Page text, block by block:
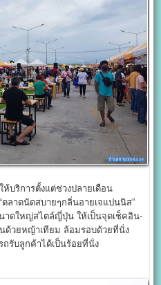
ห้บริการตั้งแต่ช่วงปลายเดือน
ลาดนัดสบายๆกลิ่นอายเจแปนนิส”
าดใหญ่สไตล์ญี่ปุ่น ให้เป็นจุดเช็คอิน-
ด้วยหญ้าเทียม ล้อมรอบด้วยที่นั่ง
รับลูกค้าได้เป็นร้อยที่นั่ง